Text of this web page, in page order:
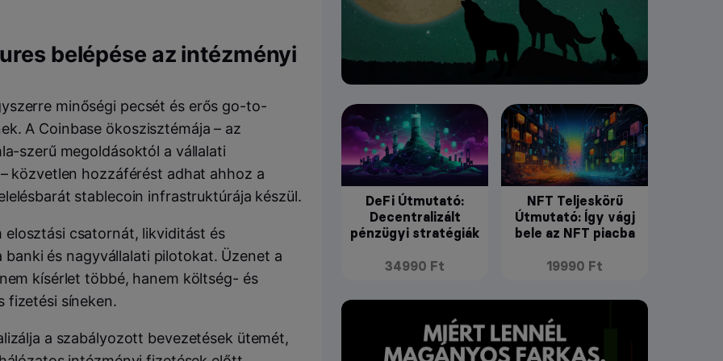
belépése az intézményi
minőségi pecsét és erős go-to-
A Coinbase ökoszisztémája – az
szerű megoldásoktól a vállalati
közvetlen hozzáférést adhat ahhoz a
stablecoin infrastruktúrája készül.
csatornát, likviditást és
és nagyvállalati pilotokat. Üzenet a
kísérlet többé, hanem költség- és
fizetési síneken.
a szabályozott bevezetések ütemét,
DeFi Útmutató:
Decentralizált
pénzügyi stratégiák
34990 Ft
NFT Teljeskörű
Útmutató: Így vágj
bele az NFT piacba
19990 Ft